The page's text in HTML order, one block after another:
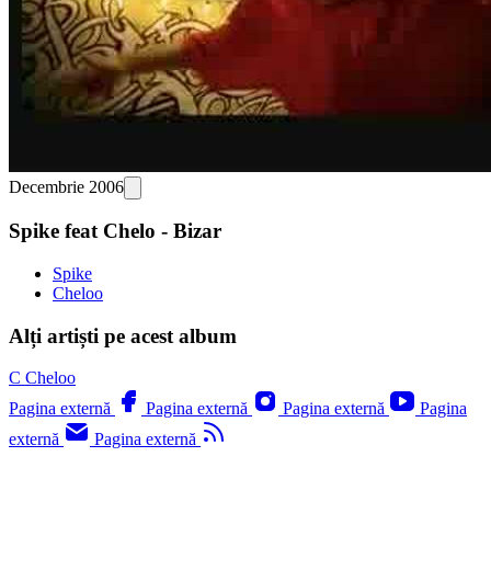
Decembrie 2006
Spike feat Chelo - Bizar
Spike
Cheloo
Alți artiști pe acest album
C Cheloo
Pagina externă
Pagina externă Pagina externă
Pagina
externă
Pagina externă